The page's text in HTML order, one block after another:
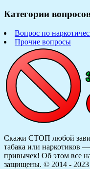
Категории
Вопрос по
Прочие вопросы
Скажи СТОП любой
табака или наркотиков
привычек! Об этом все
защищены. © 2014 - 2023